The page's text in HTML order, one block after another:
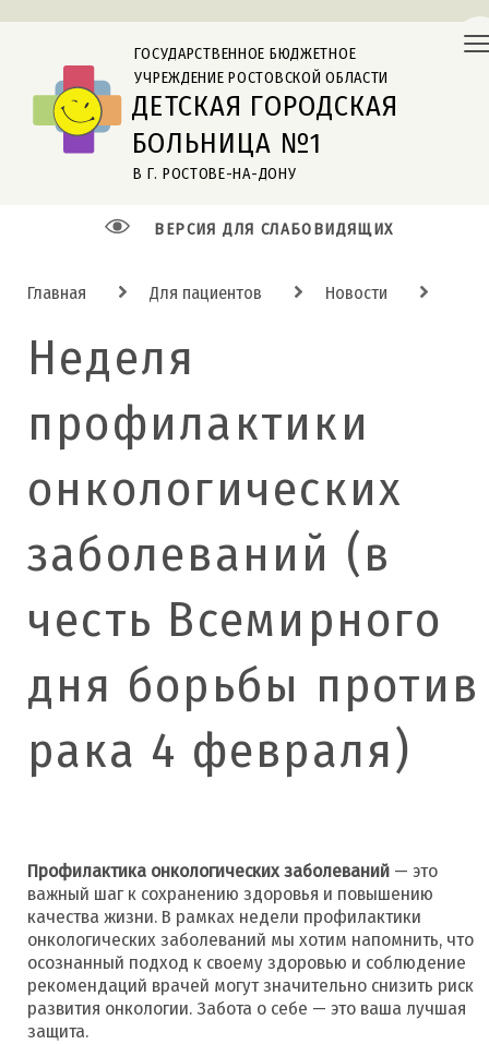
ДЕТСКАЯ ГОРОДСКАЯ
В Г. РОСТОВЕ-НА-ДОНУ
ГОСУДАРСТВЕННОЕ БЮДЖЕТНОЕ
УЧРЕЖДЕНИЕ РОСТОВСКОЙ ОБЛАСТИ
БОЛЬНИЦА №1
ВЕРСИЯ ДЛЯ СЛАБОВИДЯЩИХ
Главная Для пациентов Новости
Неделя
профилактики
онкологических
заболеваний (в
честь Всемирного
дня борьбы против
рака 4 февраля)
Профилактика онкологических заболеваний — это
важный шаг к сохранению здоровья и повышению
качества жизни. В рамках недели профилактики
онкологических заболеваний мы хотим напомнить, что
осознанный подход к своему здоровью и соблюдение
рекомендаций врачей могут значительно снизить риск
развития онкологии. Забота о себе — это ваша лучшая
защита.